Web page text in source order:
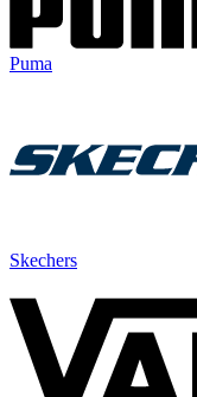
Puma
Skechers